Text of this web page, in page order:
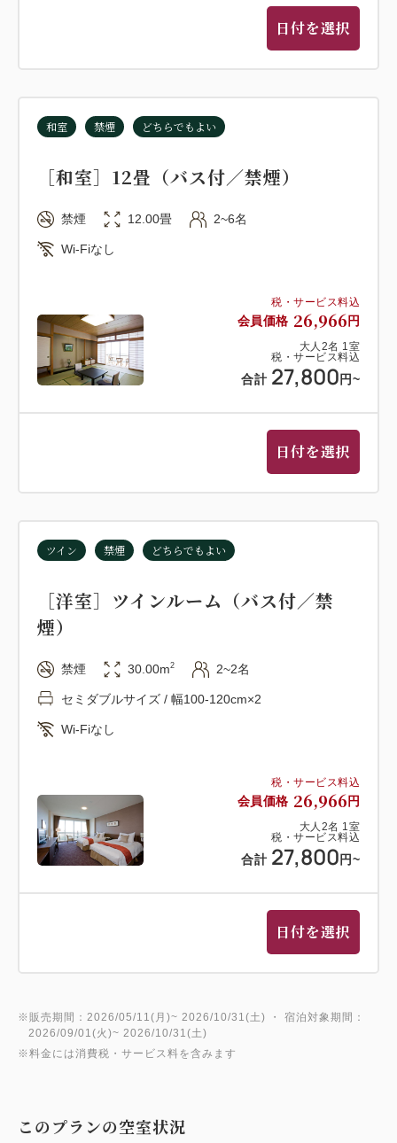
日付を選択
税・サービス料込
会員価格 26,966 円
大人 2名 1室
税・サービス料込
合計 27,800 円~
和室 禁煙 どちらでもよい
［和室］12畳（バス付／禁煙）
禁煙 12.00畳 2~6名
Wi-Fiなし
日付を選択
税・サービス料込
会員価格 26,966 円
大人 2名 1室
税・サービス料込
合計 27,800 円~
ツイン 禁煙 どちらでもよい
［洋室］ツインルーム（バス付／禁
煙）
禁煙 30.00m2 2~2名
セミダブルサイズ / 幅100-120cm×2
Wi-Fiなし
日付を選択
※販売期間：2026/05/11(月)~ 2026/10/31(土) ・ 宿泊対象期間：
2026/09/01(火)~ 2026/10/31(土)
※料金には消費税・サービス料を含みます
このプランの空室状況